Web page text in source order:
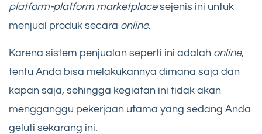
platform-platform marketplacesejenis ini untuk
menjual produk secara online.
Karena sistem penjualan seperti ini adalah online,
tentu Anda bisa melakukannya dimana saja dan
kapan saja, sehingga kegiatan ini tidak akan
mengganggu pekerjaan utama yang sedang Anda
geluti sekarang ini.